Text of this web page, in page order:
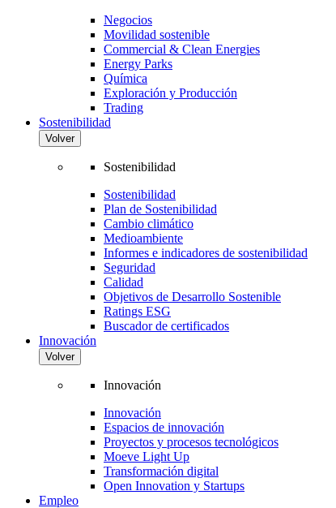
Negocios
Movilidad sostenible
Commercial & Clean Energies
Energy Parks
Química
Exploración y Producción
Trading
Sostenibilidad
Volver
Sostenibilidad
Sostenibilidad
Plan de Sostenibilidad
Cambio climático
Medioambiente
Informes e indicadores de sostenibilidad
Seguridad
Calidad
Objetivos de Desarrollo Sostenible
Ratings ESG
Buscador de certificados
Innovación
Volver
Innovación
Innovación
Espacios de innovación
Proyectos y procesos tecnológicos
Moeve Light Up
Transformación digital
Open Innovation y Startups
Empleo